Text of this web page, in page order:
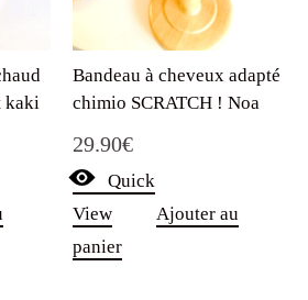
kaki
Bandeau à cheveux adapté
chimio SCRATCH ! Noa
29.90€
Quick
View
Ajouter au
panier